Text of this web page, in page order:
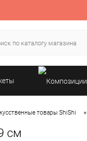
товары ShiShi •
см